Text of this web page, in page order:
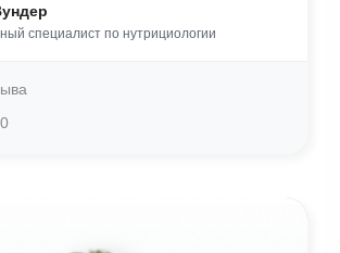
специалист по нутрициологии
0